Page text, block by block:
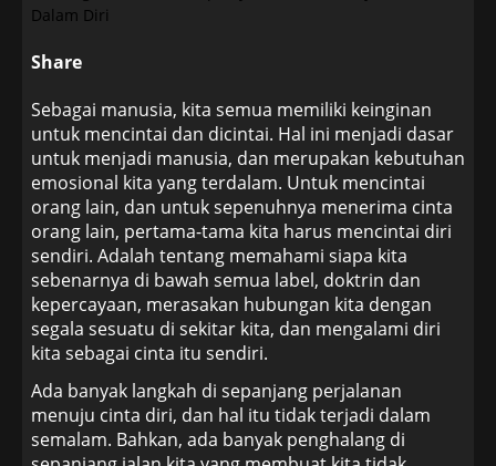
Share
Sebagai manusia, kita semua memiliki keinginan
untuk mencintai dan dicintai. Hal ini menjadi dasar
untuk menjadi manusia, dan merupakan kebutuhan
emosional kita yang terdalam. Untuk mencintai
orang lain, dan untuk sepenuhnya menerima cinta
orang lain, pertama-tama kita harus mencintai diri
sendiri. Adalah tentang memahami siapa kita
sebenarnya di bawah semua label, doktrin dan
kepercayaan, merasakan hubungan kita dengan
segala sesuatu di sekitar kita, dan mengalami diri
kita sebagai cinta itu sendiri.
Ada banyak langkah di sepanjang perjalanan
menuju cinta diri, dan hal itu tidak terjadi dalam
semalam. Bahkan, ada banyak penghalang di